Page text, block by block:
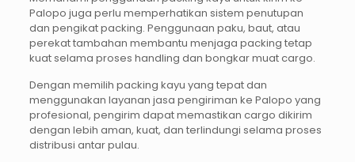
Palopo juga perlu memperhatikan sistem penutupan
dan pengikat packing. Penggunaan paku, baut, atau
perekat tambahan membantu menjaga packing tetap
kuat selama proses handling dan bongkar muat cargo.
Dengan memilih packing kayu yang tepat dan
menggunakan layanan jasa pengiriman ke Palopo yang
profesional, pengirim dapat memastikan cargo dikirim
dengan lebih aman, kuat, dan terlindungi selama proses
distribusi antar pulau.